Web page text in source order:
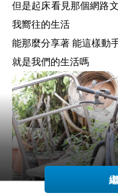
但是起床看見那個網路
我嚮往的生活
能那麼分享著 能這樣動
就是我們的生活嗎